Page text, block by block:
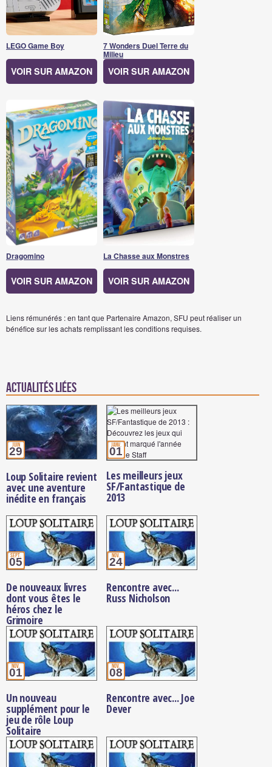
LEGO Game Boy
VOIR SUR AMAZON
7 Wonders Duel Terre du
Milieu
VOIR SUR AMAZON
Dragomino
VOIR SUR AMAZON
La Chasse aux Monstres
VOIR SUR AMAZON
Liens rémunérés : en tant que Partenaire Amazon, SFU peut réaliser un
bénéfice sur les achats remplissant les conditions requises.
Actualités Liées
juin
29
Loup Solitaire revient
avec une aventure
inédite en français
janv.
01
Les meilleurs jeux
SF/Fantastique de
2013
sept.
05
De nouveaux livres
dont vous êtes le
héros chez le
Grimoire
nov.
24
Rencontre avec...
Russ Nicholson
nov.
01
Un nouveau
supplément pour le
jeu de rôle Loup
Solitaire
nov.
08
Rencontre avec... Joe
Dever